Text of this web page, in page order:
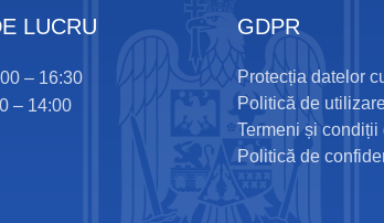
LUCRU
– 16:30
– 14:00
GDPR
Protecția datelor
Politică de
Termeni și
Politică de